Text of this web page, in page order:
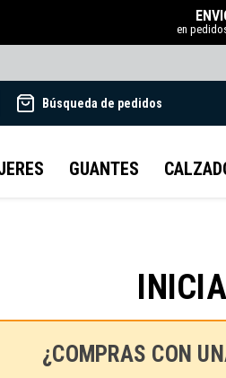
en
Búsqueda de pedidos
GUANTES
¿COMPRAS CON